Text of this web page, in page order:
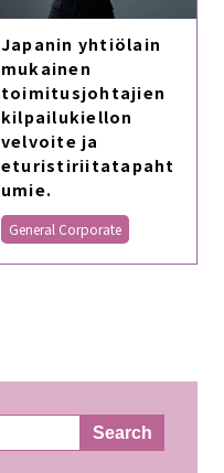
Japanin yhtiölain
mukainen
toimitusjohtajien
kilpailukiellon
velvoite ja
eturistiriitatapaht
umie.
General Corporate
Search